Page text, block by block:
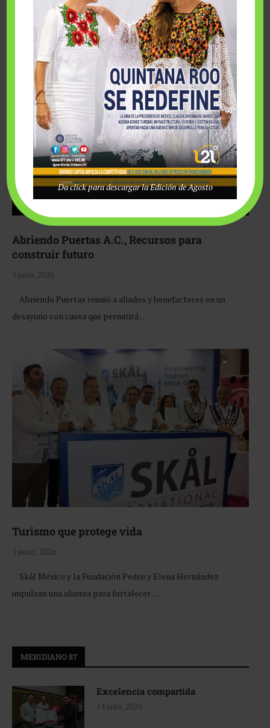
Fairmont Mayakoba y Make-A-Wish México unieron
esfuerzos para hacer realidad el deseo de una …
Abriendo Puertas A.C., Recursos para
construir futuro
1 julio, 2026
Abriendo Puertas reunió a aliados y benefactores en un
desayuno con causa que permitirá …
Turismo que protege vida
1 junio, 2026
Skål México y la Fundación Pedro y Elena Hernández
impulsan una alianza para fortalecer …
MERIDIANO 87
Excelencia compartida
14 julio, 2026
Da click para descargar la Edición de Agosto